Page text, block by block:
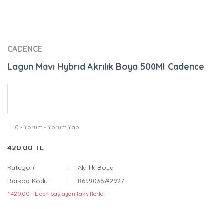
CADENCE
Lagun Mavı Hybrıd Akrılık Boya 500Ml Cadence
0 - Yorum - Yorum Yap
420,00 TL
Kategori
Akrilik Boya
Barkod Kodu
8699036742927
* 420,00 TL den başlayan taksitlerle!